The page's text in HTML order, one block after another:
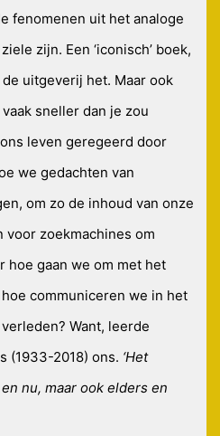
fenomenen uit het analoge
zijn. Een ‘iconisch’ boek,
uitgeverij het. Maar ook
sneller dan je zou
leven geregeerd door
we gedachten van
om zo de inhoud van onze
zoekmachines om
hoe gaan we om met het
communiceren we in het
Want, leerde
(1933-2018) ons. ‘Het
nu, maar ook elders en